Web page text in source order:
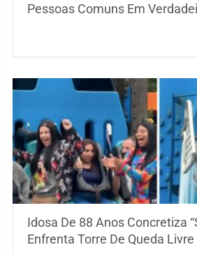
Pessoas Comuns Em
Idosa De 88 Anos Concretiza
Enfrenta Torre De Queda Livre